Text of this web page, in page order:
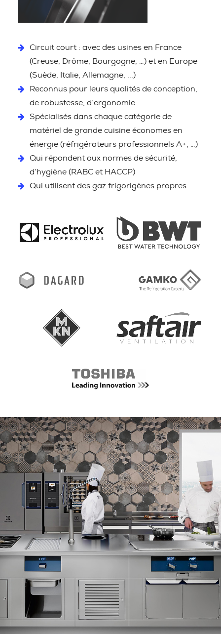
Circuit court : avec des usines en France
(Creuse, Drôme, Bourgogne, …) et en Europe
(Suède, Italie, Allemagne, ...)
Reconnus pour leurs qualités de conception,
de robustesse, d’ergonomie
Spécialisés dans chaque catégorie de
matériel de grande cuisine économes en
énergie (réfrigérateurs professionnels A+, …)
Qui répondent aux normes de sécurité,
d’hygiène (RABC et HACCP)
Qui utilisent des gaz frigorigènes propres